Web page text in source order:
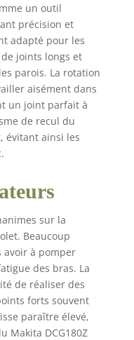
un outil
précision et
adapté pour les
joints longs et
parois. La rotation
aisément dans
un joint parfait à
de recul du
évitant ainsi les
sur la
Beaucoup
à pomper
des bras. La
de réaliser des
forts souvent
paraître élevé,
Makita DCG180Z